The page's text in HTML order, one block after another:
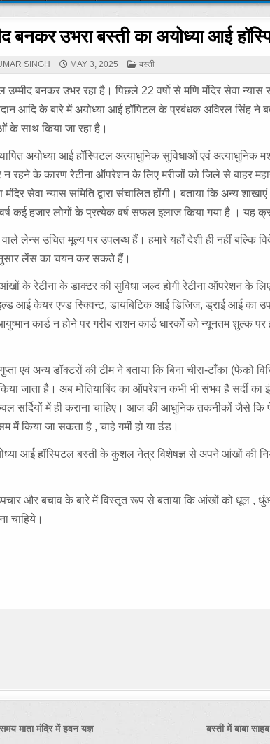
उभरा बस्ती का अयोध्या आई
SINGH MAY 3, 2025
POSTED
IN
बस्ती
बनकर उभर रहा है। पिछले 22 वर्षो से मणि मंदिर सेवा न्यास
आदि के बारे में अयोध्या आई हॉपिटल के प्रबंधक अविरल सिंह ने
के साथ किया जा रहा है।
अयोध्या आई हॉस्पिटल अत्याधुनिक सुविधाओं एवं अत्याधुनिक
रहने के कारण रेटीना ऑपरेशन के लिए मरीजों को जिले से बाहर
सेवा न्यास समिति द्वारा संचालित होंगी। बताया कि अन्य
कई हजार लोगों के प्रत्येक वर्ष सफल इलाज किया गया है । यह
उचित मूल्य पर उपलब्ध हैं। हमारे यहाँ देशी ही नहीं बल्कि
लेंस का चयन कर सकते हैं।
के रेटीना के डाक्टर की सुविधा जल्द होगी रेटीना ऑपरेशन के लिए
आई केयर एण्ड स्क्विन्ट, डायबिटिक आई डिजिज, ड्राई आई का
कार्ड न होने पर गरीब राशन कार्ड धारकोें को न्यूनतम शुल्क
एवं अन्य डॉक्टरों की टीम ने बताया कि बिना चीरा-टाँका (फेको
जाता है। अब मोतियाबिंद का ऑपरेशन कभी भी संभव है सर्दी का
सर्दियों में ही कराना चाहिए। आज की आधुनिक तकनीकों जैसे
किया जा सकता है , चाहे गर्मी हो या ठंड।
आई हॉस्पिटल बस्ती के कुशल नेत्र विशेषज्ञ से अपने आंखों की
और बचाव के बारे में विस्तृत रूप से बताया कि आंखों को धूल ,
चाहिये।
बस्ती में बाबा
माता मंदिर में हवन यज्ञ